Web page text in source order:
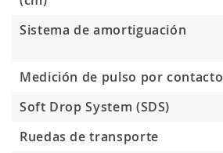
Sistema de amortiguación
Medición de pulso por contacto
Soft Drop System (SDS)
Ruedas de transporte